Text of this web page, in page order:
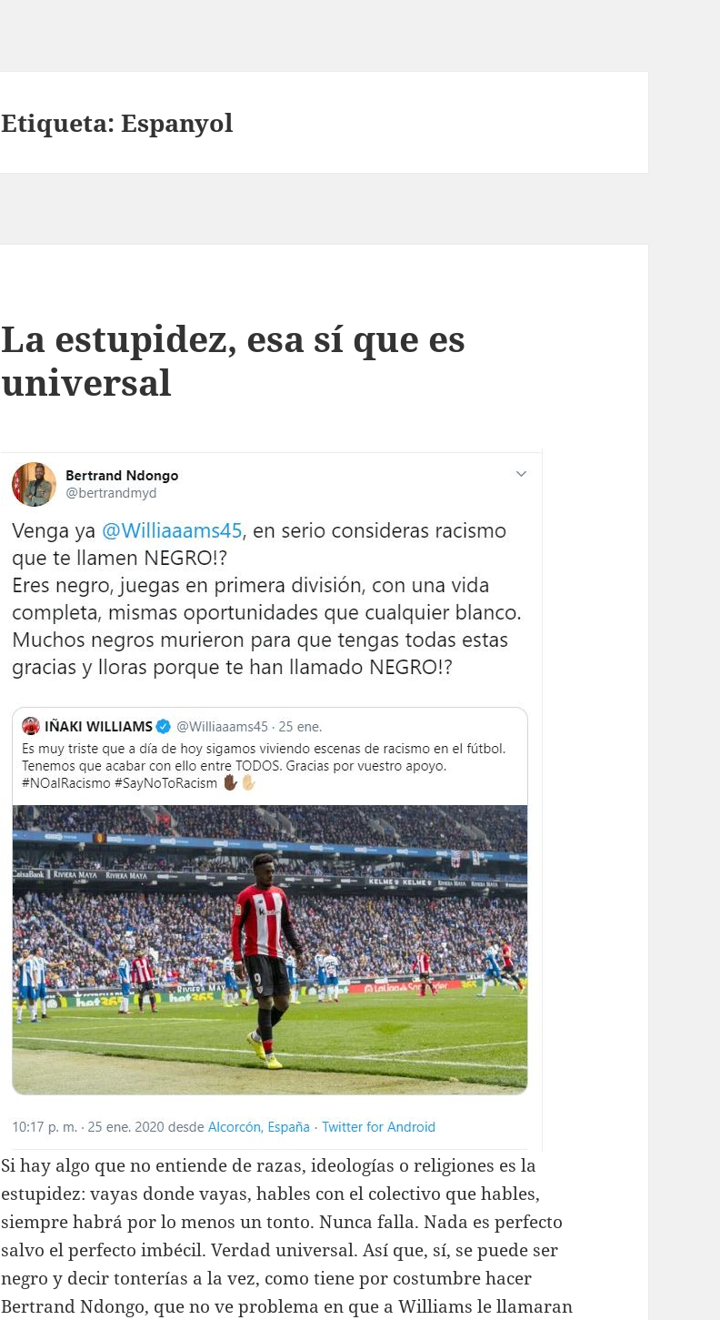
Etiqueta:Espanyol
La estupidez, esa sí que es
universal
Si hay algo que no entiende de razas, ideologías o religiones es la
estupidez: vayas donde vayas, hables con el colectivo que hables,
siempre habrá por lo menos un tonto. Nunca falla. Nada es perfecto
salvo el perfecto imbécil. Verdad universal. Así que, sí, se puede ser
negro y decir tonterías a la vez, como tiene por costumbre hacer
Bertrand Ndongo, que no ve problema en que a Williams le llamaran